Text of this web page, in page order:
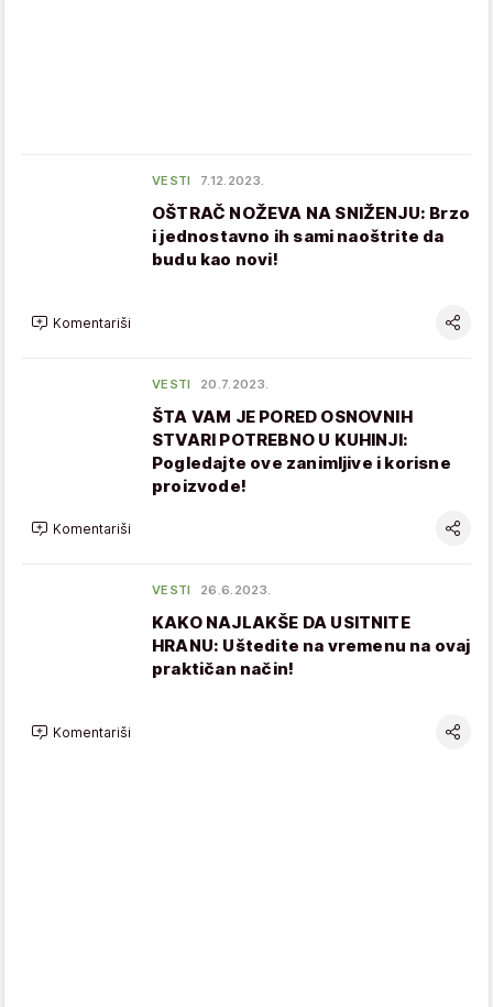
VESTI 7.12.2023.
OŠTRAČ NOŽEVA NA SNIŽENJU: Brzo
i jednostavno ih sami naoštrite da
budu kao novi!
Komentariši
VESTI 20.7.2023.
ŠTA VAM JE PORED OSNOVNIH
STVARI POTREBNO U KUHINJI:
Pogledajte ove zanimljive i korisne
proizvode!
Komentariši
VESTI 26.6.2023.
KAKO NAJLAKŠE DA USITNITE
HRANU: Uštedite na vremenu na ovaj
praktičan način!
Komentariši